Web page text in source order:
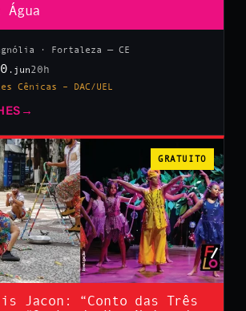
· Fortaleza — CE
.jun20h
Cênicas – DAC/UEL
→
GRATUITO
Jacon: “Conto das Três